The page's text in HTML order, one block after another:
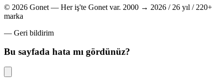
© 2026 Gonet — Her iş'te Gonet var. 2000 → 2026 / 26 yıl / 220+
marka
— Geri bildirim
Bu sayfada hata mı gördünüz?